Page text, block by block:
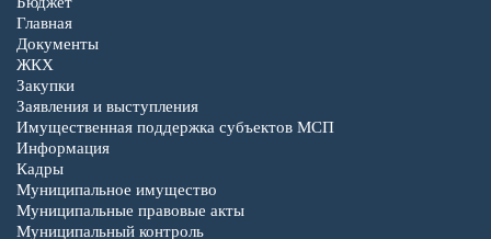
Главная
Документы
ЖКХ
Закупки
Заявления и выступления
Имущественная поддержка субъектов МСП
Информация
Кадры
Муниципальное имущество
Муниципальные правовые акты
Муниципальный контроль